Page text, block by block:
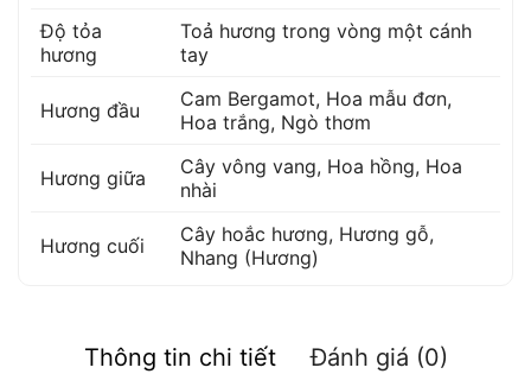
Độ tỏa
hương
Toả hương trong vòng một cánh
tay
Hương đầu Cam Bergamot, Hoa mẫu đơn,
Hoa trắng, Ngò thơm
Hương giữa Cây vông vang, Hoa hồng, Hoa
nhài
Hương cuối Cây hoắc hương, Hương gỗ,
Nhang (Hương)
Thông tin chi tiết Đánh giá (0)